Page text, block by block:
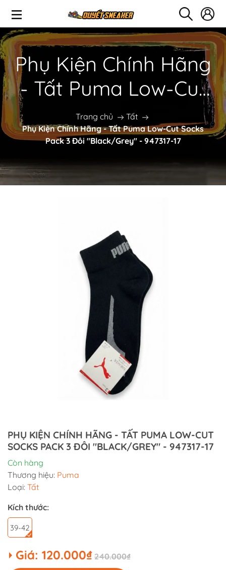
Phụ Kiện Chính Hãng
- Tất Puma Low-Cut
Socks Pack 3 Đôi
"Black/Grey" -
947317-17
Trang chủ
Tất
Phụ Kiện Chính Hãng - Tất Puma Low-Cut Socks
Pack 3 Đôi "Black/Grey" - 947317-17
PHỤ KIỆN CHÍNH HÃNG - TẤT PUMA LOW-CUT
SOCKS PACK 3 ĐÔI "BLACK/GREY" - 947317-17
Còn hàng
Thương hiệu: Puma
Loại: Tất
Kích thước:
39-42
Giá: 120.000₫ 240.000₫